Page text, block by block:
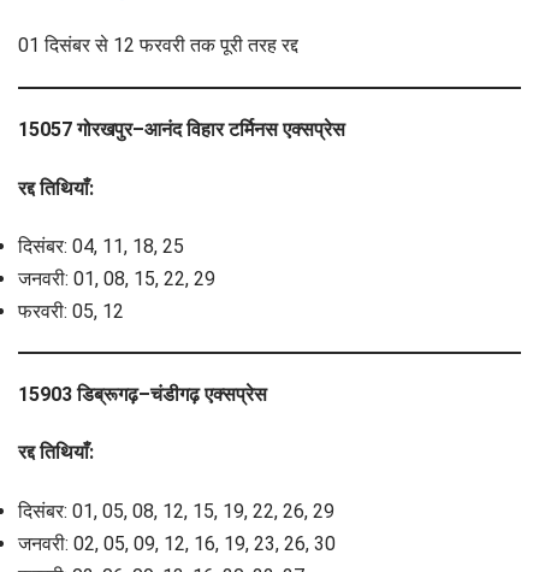
01 दिसंबर से 12 फरवरी तक पूरी तरह रद्द
15057 गोरखपुर–आनंद विहार टर्मिनस एक्सप्रेस
रद्द तिथियाँ:
दिसंबर: 04, 11, 18, 25
जनवरी: 01, 08, 15, 22, 29
फरवरी: 05, 12
15903 डिब्रूगढ़–चंडीगढ़ एक्सप्रेस
रद्द तिथियाँ:
दिसंबर: 01, 05, 08, 12, 15, 19, 22, 26, 29
जनवरी: 02, 05, 09, 12, 16, 19, 23, 26, 30